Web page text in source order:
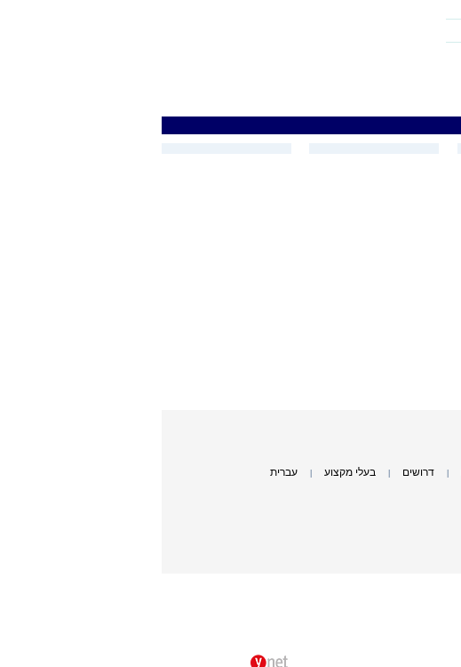
דרושים בעלי מקצוע עברית